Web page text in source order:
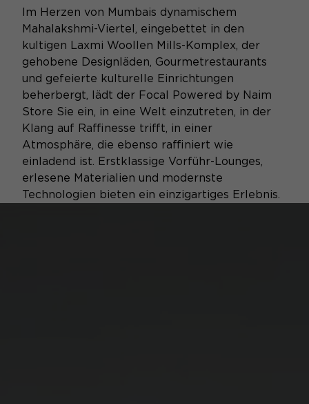
Im Herzen von Mumbais dynamischem
Mahalakshmi-Viertel, eingebettet in den
kultigen Laxmi Woollen Mills-Komplex, der
gehobene Designläden, Gourmetrestaurants
und gefeierte kulturelle Einrichtungen
beherbergt, lädt der Focal Powered by Naim
Store Sie ein, in eine Welt einzutreten, in der
Klang auf Raffinesse trifft, in einer
Atmosphäre, die ebenso raffiniert wie
einladend ist. Erstklassige Vorführ-Lounges,
erlesene Materialien und modernste
Technologien bieten ein einzigartiges Erlebnis.